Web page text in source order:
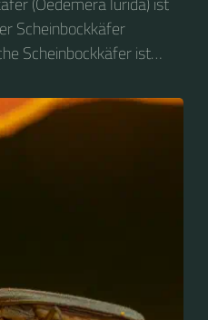
Scheinbockkäfer
Scheinbockkäfer ist
nobilis).